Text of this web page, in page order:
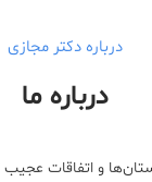
درباره دکتر مجازی
درباره ما
و اتفاقات